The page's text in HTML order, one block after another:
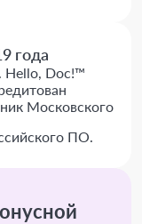
года
Hello, Doc!™
Московского
ПО.